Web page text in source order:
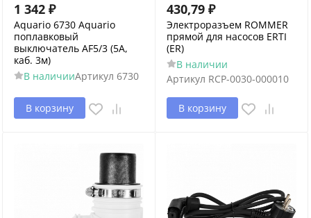
1 342 ₽
Aquario 6730 Aquario
поплавковый
выключатель AF5/3 (5А,
каб. 3м)
В наличииАртикул 6730
В корзину
430,79 ₽
Электроразъем ROMMER
прямой для насосов ERTI
(ER)
В наличии
Артикул RCP-0030-000010
В корзину